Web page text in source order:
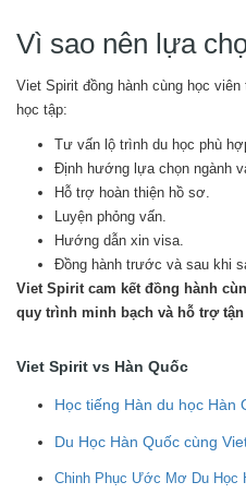
Vì sao nên lựa
Viet Spirit đồng hành cùng học
học tập:
Tư vấn lộ trình du học phù
Định hướng lựa chọn ngành
Hỗ trợ hoàn thiện hồ sơ.
Luyện phỏng vấn.
Hướng dẫn xin visa.
Đồng hành trước và sau khi
Viet Spirit cam kết đồng hành
quy trình minh bạch và hỗ trợ tận
Viet Spirit vs Hàn Quốc
Học tiếng Hàn du học Hàn
Du Học Hàn Quốc cùng
Chinh Phục Ước Mơ Du Học